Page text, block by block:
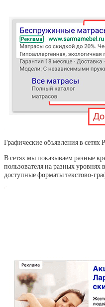
Графические объявления в
В сетях мы показываем разные
пользователя на разных
доступные форматы текстово-